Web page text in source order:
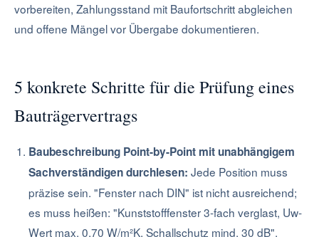
vorbereiten, Zahlungsstand mit Baufortschritt abgleichen
und offene Mängel vor Übergabe dokumentieren.
5 konkrete Schritte für die Prüfung eines
Bauträgervertrags
Baubeschreibung Point-by-Point mit unabhängigem
Sachverständigen durchlesen: Jede Position muss
präzise sein. "Fenster nach DIN" ist nicht ausreichend;
es muss heißen: "Kunststofffenster 3-fach verglast, Uw-
Wert max. 0,70 W/m²K, Schallschutz mind. 30 dB".